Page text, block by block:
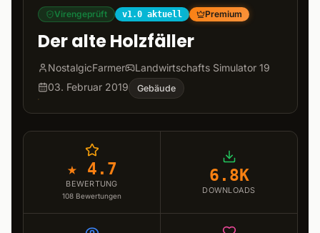
Virengeprüft v1.0 aktuell Premium
Der alte Holzfäller
NostalgicFarmer
Landwirtschafts Simulator 19
03. Februar 2019
Gebäude
★ 4.7
BEWERTUNG
108 Bewertungen
6.8K
DOWNLOADS